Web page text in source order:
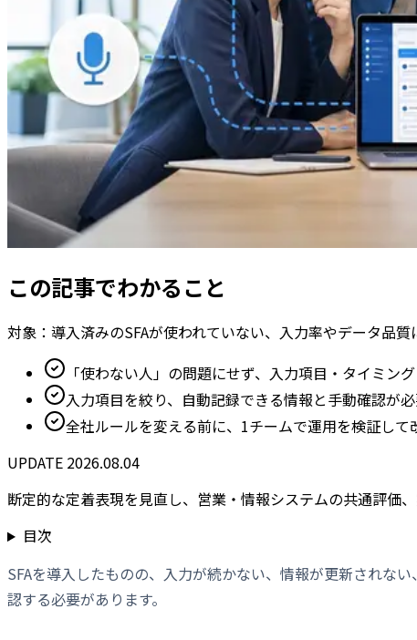
この記事でわかること
対象： 導入済みのSFAが使われていない、入力率やデータ品
「使わない人」の問題にせず、入力項目・タイミン
入力項目を絞り、自動記録できる情報と手動確認が
全社ルールを変える前に、1チームで運用を検証して
UPDATE 2026.08.04
断定的な定着表現を見直し、営業・情報システムの共通評価
目次
SFAを導入したものの、入力が続かない、情報が更新されな
認する必要があります。